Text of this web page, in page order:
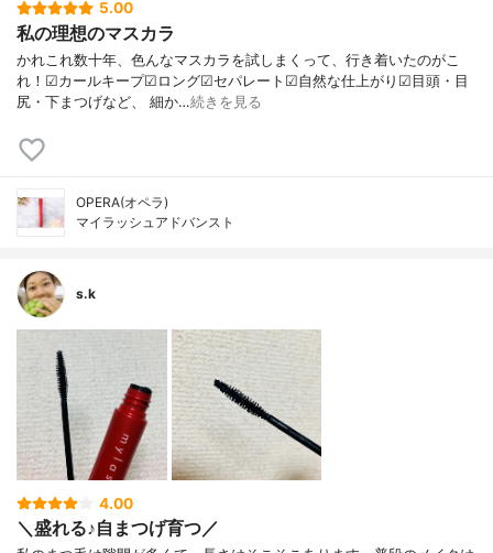
5.00
私の理想のマスカラ
かれこれ数十年、色んなマスカラを試しまくって、行き着いたのがこ
れ！☑︎カールキープ☑︎ロング☑︎セパレート☑︎自然な仕上がり☑︎目頭・目
尻・下まつげなど、 細か…続きを見る
OPERA(オペラ)
マイラッシュアドバンスト
s.k
4.00
＼盛れる♪自まつげ育つ／